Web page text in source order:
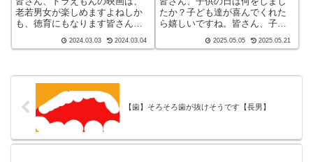
老若男女が楽しめますよねしか
も、徳育にもなります皆さん、
ショート バージョン（blog
ぶ(@meitou_zabut...
2024.03.03 2024.03.04
たか？子ども達が喜んでくれた
ら嬉しいですね。皆さん、子育
ート バージョン（blog short
(@meitou_zabuton...
2025.05.05 2025.05.21
【歯】そろそろ歯が抜けそうです【長男】